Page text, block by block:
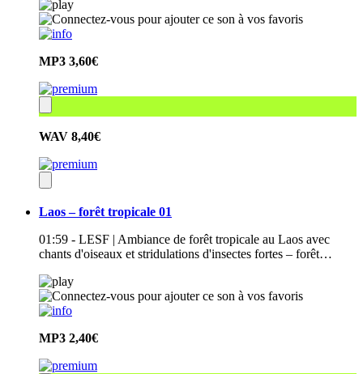
MP3 3,60€
WAV 8,40€
Laos – forêt tropicale 01
01:59 - LESF | Ambiance de forêt tropicale au Laos avec
chants d'oiseaux et stridulations d'insectes fortes – forêt…
MP3 2,40€